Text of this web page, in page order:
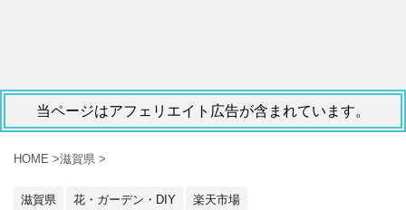
当ページはアフェリエイト広告が含まれています。
HOME >滋賀県 >
滋賀県 花・ガーデン・DIY 楽天市場